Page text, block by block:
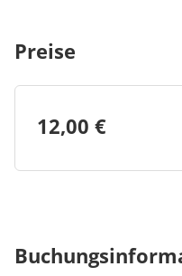
Preise
12,00 €